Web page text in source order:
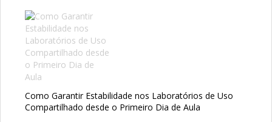
Como Garantir Estabilidade nos Laboratórios de Uso
Compartilhado desde o Primeiro Dia de Aula